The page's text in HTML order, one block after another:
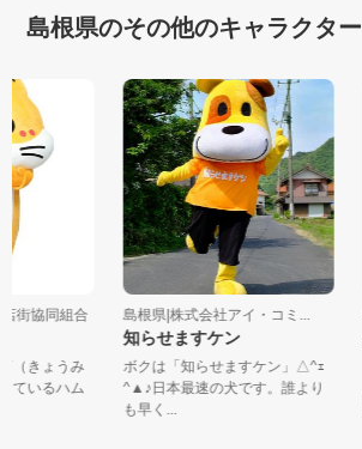
島根県のその他のキャラクター
店街協同組合
店（きょうみ
しているハム
島根県|株式会社アイ・コミ...
知らせますケン
ボクは「知らせますケン」△^ｪ
^▲♪日本最速の犬です。誰より
も早く...